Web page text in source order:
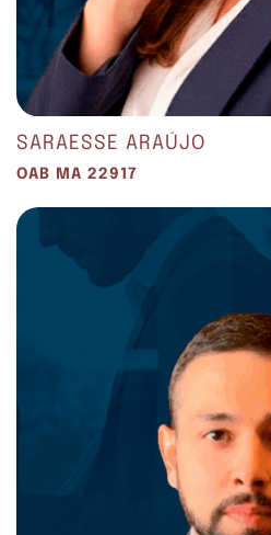
SARAESSE ARAÚJO
OAB MA 22917